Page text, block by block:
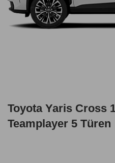
Toyota Yaris Cross
Teamplayer 5 Türen